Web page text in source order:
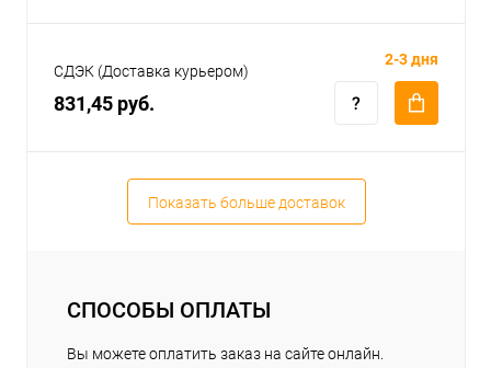
СДЭК (Доставка курьером)
831,45 руб.
2-3 дня
Показать больше доставок
СПОСОБЫ ОПЛАТЫ
Вы можете оплатить заказ на сайте онлайн.